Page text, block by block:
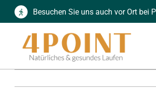
Zum
springen
Besuchen Sie uns auch vor Ort bei